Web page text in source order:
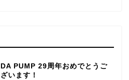
DA PUMP 29周年おめでとうご
ざいます！